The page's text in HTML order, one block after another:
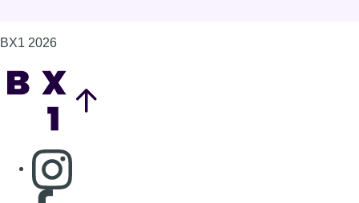
BX1 2026
Consulter page Instagram
Consulter page Facebook